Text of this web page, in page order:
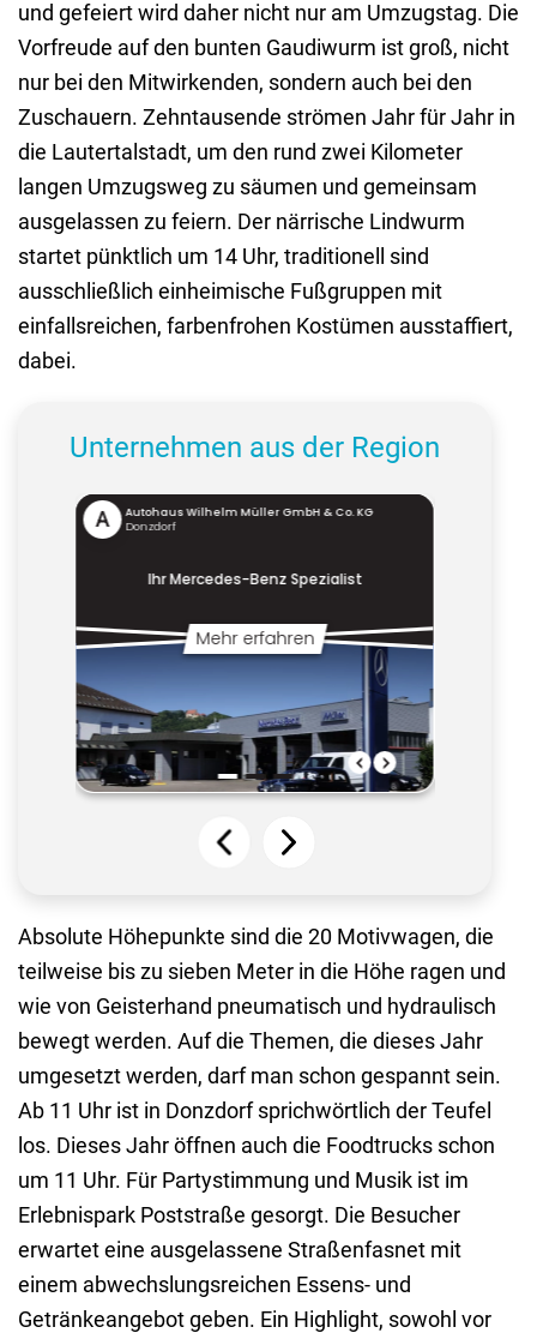
und gefeiert wird daher nicht nur am Umzugstag. Die
Vorfreude auf den bunten Gaudiwurm ist groß, nicht
nur bei den Mitwirkenden, sondern auch bei den
Zuschauern. Zehntausende strömen Jahr für Jahr in
die Lautertalstadt, um den rund zwei Kilometer
langen Umzugsweg zu säumen und gemeinsam
ausgelassen zu feiern. Der närrische Lindwurm
startet pünktlich um 14 Uhr, traditionell sind
ausschließlich einheimische Fußgruppen mit
einfallsreichen, farbenfrohen Kostümen ausstaffiert,
dabei.
Unternehmen aus der Region
Absolute Höhepunkte sind die 20 Motivwagen, die
teilweise bis zu sieben Meter in die Höhe ragen und
wie von Geisterhand pneumatisch und hydraulisch
bewegt werden. Auf die Themen, die dieses Jahr
umgesetzt werden, darf man schon gespannt sein.
Ab 11 Uhr ist in Donzdorf sprichwörtlich der Teufel
los. Dieses Jahr öffnen auch die Foodtrucks schon
um 11 Uhr. Für Partystimmung und Musik ist im
Erlebnispark Poststraße gesorgt. Die Besucher
erwartet eine ausgelassene Straßenfasnet mit
einem abwechslungsreichen Essens- und
Getränkeangebot geben. Ein Highlight, sowohl vor